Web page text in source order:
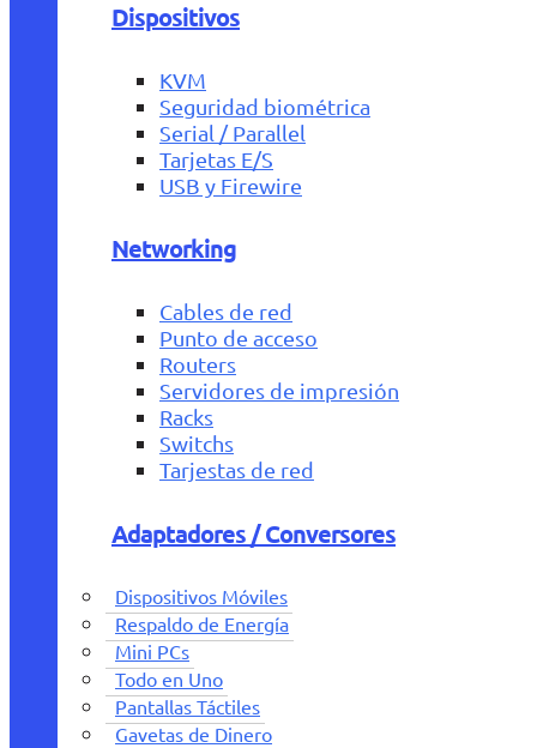
Dispositivos
KVM
Seguridad biométrica
Serial / Parallel
Tarjetas E/S
USB y Firewire
Networking
Cables de red
Punto de acceso
Routers
Servidores de impresión
Racks
Switchs
Tarjestas de red
Adaptadores / Conversores
Dispositivos Móviles
Respaldo de Energía
Mini PCs
Todo en Uno
Pantallas Táctiles
Gavetas de Dinero